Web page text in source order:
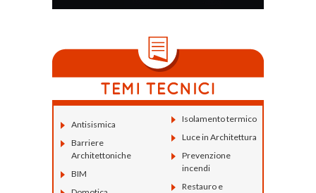
Antisismica
Barriere
Architettoniche
BIM
Isolamento termico
Luce in Architettura
Prevenzione
incendi
Restauro e